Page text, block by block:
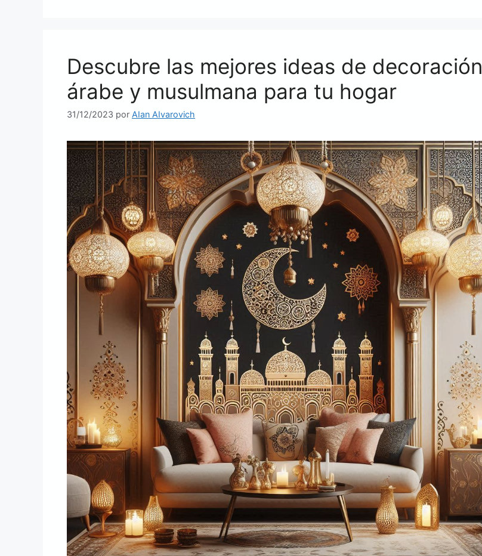
Descubre las mejores ideas de decoración
árabe y musulmana para tu hogar
31/12/2023 por AIan AIvarovich